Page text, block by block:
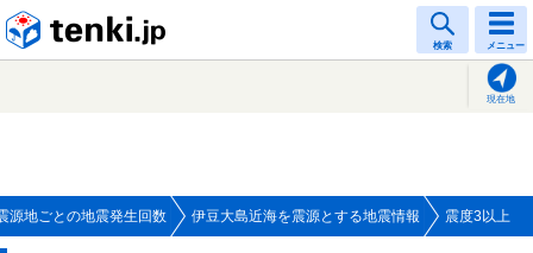
検索 メニュー
現在地
源地ごとの地震発生回数 伊豆大島近海を震源とする地震情報 震度3以上